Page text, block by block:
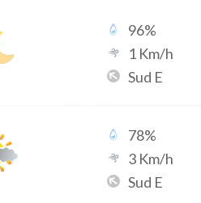
96%
1 Km/h
Sud E
78%
3 Km/h
Sud E